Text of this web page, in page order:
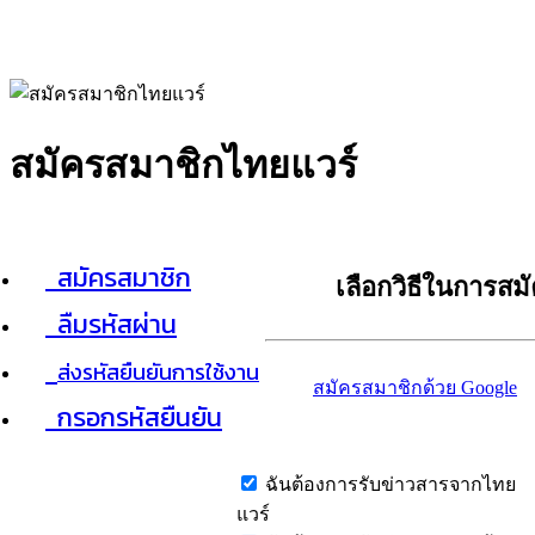
สมัครสมาชิกไทยแวร์
สมัครสมาชิก
ลืมรหัสผ่าน
ส่งรหัสยืนยันการใช้งาน
กรอกรหัสยืนยัน
เลือกวิธีในการส
สมัครสมาชิกด้วย Google
ฉันต้องการรับข่าวสารจากไทย
แวร์